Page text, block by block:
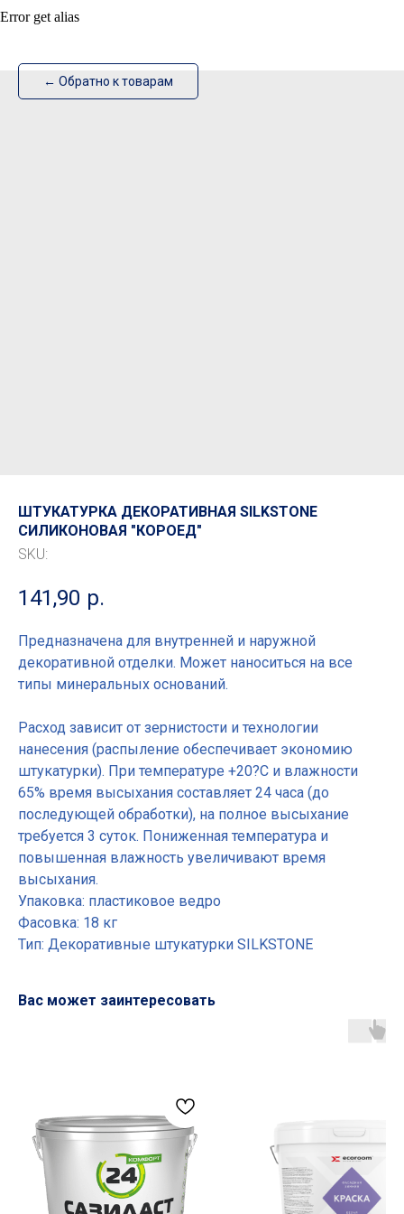
ИзотехПро
← Обратно к товарам
Error get alias
ШТУКАТУРКА ДЕКОРАТИВНАЯ SILKSTONE
СИЛИКОНОВАЯ "КОРОЕД"
SKU:
141,90 р.
Предназначена для внутренней и наружной
декоративной отделки. Может наноситься на все
типы минеральных оснований.
Расход зависит от зернистости и технологии
нанесения (распыление обеспечивает экономию
штукатурки). При температуре +20?C и влажности
65% время высыхания составляет 24 часа (до
последующей обработки), на полное высыхание
требуется 3 суток. Пониженная температура и
повышенная влажность увеличивают время
высыхания.
Упаковка: пластиковое ведро
Фасовка: 18 кг
Тип: Декоративные штукатурки SILKSTONE
Вас может заинтересовать
Основные разделы